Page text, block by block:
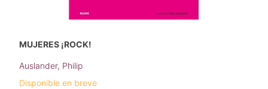
MUJERES ¡ROCK!
Auslander, Philip
Disponible en breve